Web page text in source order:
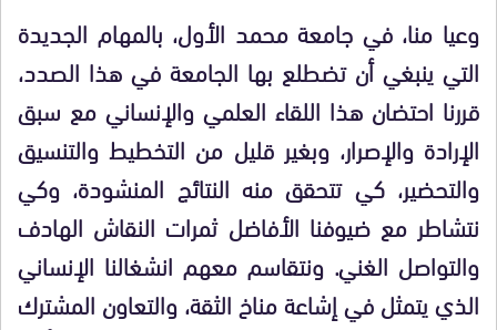
وعيا منا، في جامعة محمد الأول، بالمهام الجديدة
التي ينبغي أن تضطلع بها الجامعة في هذا الصدد،
قررنا احتضان هذا اللقاء العلمي والإنساني مع سبق
الإرادة والإصرار، وبغير قليل من التخطيط والتنسيق
والتحضير، كي تتحقق منه النتائج المنشودة، وكي
نتشاطر مع ضيوفنا الأفاضل ثمرات النقاش الهادف
والتواصل الغني. ونتقاسم معهم انشغالنا الإنساني
الذي يتمثل في إشاعة مناخ الثقة، والتعاون المشترك